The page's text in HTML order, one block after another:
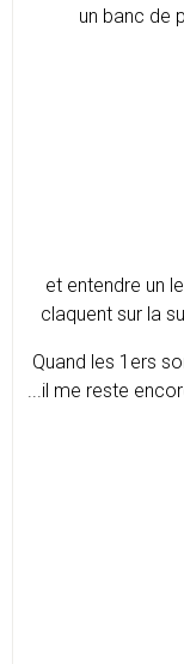
un banc de
et entendre un
claquent sur la
Quand les 1ers
...il me reste